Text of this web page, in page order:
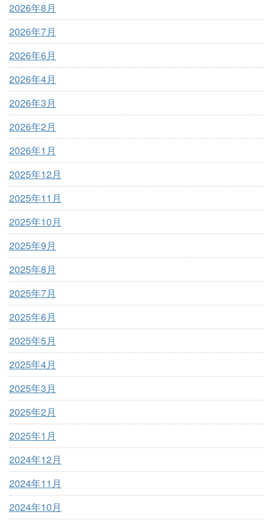
2026年8月
2026年7月
2026年6月
2026年4月
2026年3月
2026年2月
2026年1月
2025年12月
2025年11月
2025年10月
2025年9月
2025年8月
2025年7月
2025年6月
2025年5月
2025年4月
2025年3月
2025年2月
2025年1月
2024年12月
2024年11月
2024年10月